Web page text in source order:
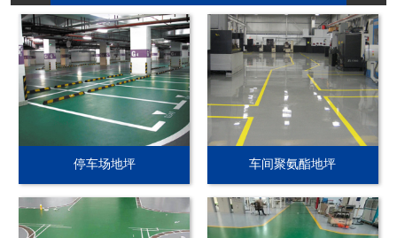
停车场地坪 车间聚氨酯地坪